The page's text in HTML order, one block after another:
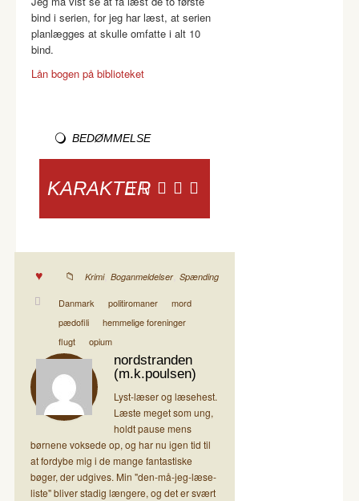
bind i serien, for jeg har læst, at serien
planlægges at skulle omfatte i alt 10
bind.
Lån bogen på biblioteket
BEDØMMELSE
KARAKTER
Krimi, Boganmeldelser, Spænding
Danmark politiromaner
mord
pædofili
hemmelige foreninger
flugt
opium
nordstranden
(m.k.poulsen)
Lyst-læser og læsehest.
Læste meget som ung,
holdt pause mens
børnene voksede op, og har nu igen tid til
at fordybe mig i de mange fantastiske
bøger, der udgives. Min "den-må-jeg-læse-
liste" bliver stadig længere, og det er svært